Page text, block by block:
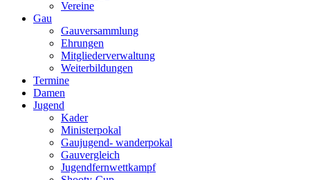
Vereine
Gau
Gauversammlung
Ehrungen
Mitgliederverwaltung
Weiterbildungen
Termine
Damen
Jugend
Kader
Ministerpokal
Gaujugend- wanderpokal
Gauvergleich
Jugendfernwettkampf